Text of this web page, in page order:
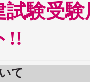
験受
!!
て